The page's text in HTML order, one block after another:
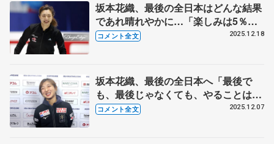
坂本花織、最後の全日本はどんな結果
であれ晴れやかに…「楽しみは5％ぐ
らい、不安が45％、緊張が50％」【全
コメント全文 2025.12.18
坂本花織、最後の全日本へ「最後で
も、最後じゃなくても、やることは変
わらない」 タオル新調「春生まれな
コメント全文 2025.12.07